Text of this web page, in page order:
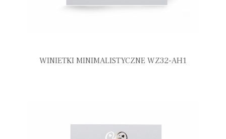
WINIETKI MINIMALISTYCZNE WZ32-AH1